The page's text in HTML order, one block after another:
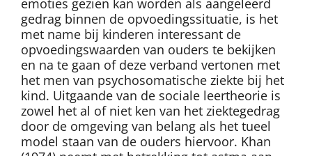
emoties gezien kan worden als aangeleerd
gedrag binnen de opvoedingssituatie, is het
met name bij kinderen interessant de
opvoedingswaarden van ouders te bekijken
en na te gaan of deze verband vertonen met
het men van psychosomatische ziekte bij het
kind. Uitgaande van de sociale leertheorie is
zowel het al of niet ken van het ziektegedrag
door de omgeving van belang als het tueel
model staan van de ouders hiervoor. Khan